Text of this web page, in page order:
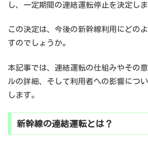
し、一定期間の連結運転停止を決定しま
この決定は、今後の新幹線利用にどの
すのでしょうか。
本記事では、連結運転の仕組みやその
ルの詳細、そして利用者への影響につ
します。
新幹線の連結運転とは？